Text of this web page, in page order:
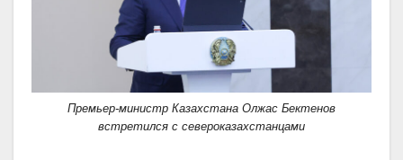
Премьер-министр Казахстана Олжас Бектенов
встретился с североказахстанцами